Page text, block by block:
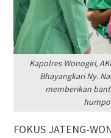
Kapolres Wonogiri,
Bhayangkari Ny.
memberikan
FOKUS JATENG-